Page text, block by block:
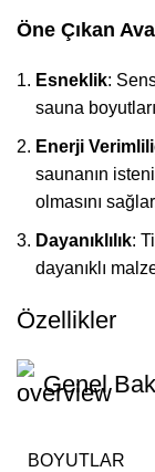
Öne Çıkan
Esneklik:
sauna
Enerji
saunanın
olmasını
Dayanıklılık:
dayanıklı
Özellikler
Genel
BOYUTLAR